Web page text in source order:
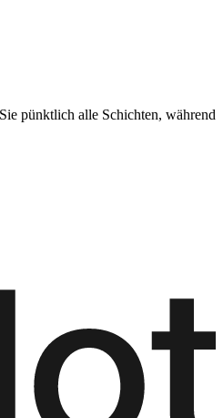
pünktlich alle Schichten, während